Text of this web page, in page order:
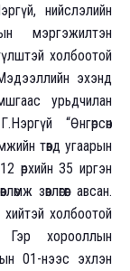
нийслэлийн
мэргэжилтэн
холбоотой
эхэнд
урьдчилан
“Өнгөрсөн
төвд угаарын
өрхийн 35 иргэн
зөвлөгөөг авсан.
холбоотой
Гэр хорооллын
01-нээс эхлэн